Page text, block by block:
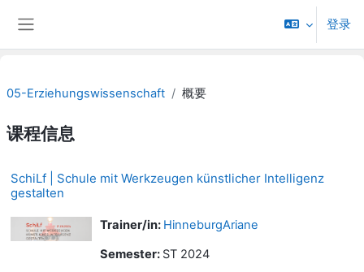
登录
05-Erziehungswissenschaft 概要
课程信息
SchiLf | Schule mit Werkzeugen künstlicher Intelligenz
gestalten
Trainer/in: HinneburgAriane
Semester: ST 2024